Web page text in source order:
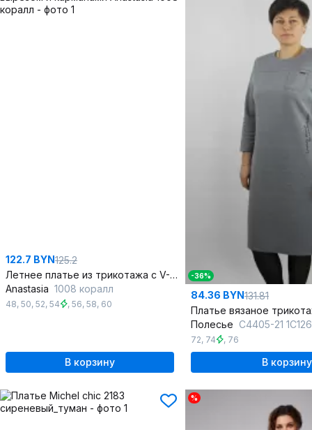
122.7 BYN125.2
Летнее платье из трикотажа с V-вырезом и карманами
Anastasia 1008 коралл
48, 50, 52, 54 , 56, 58, 60
В корзину
-36%
84.36 BYN131.81
Полесье С4405-21 1С1267-Д43
72, 74 , 76
В корзину
%